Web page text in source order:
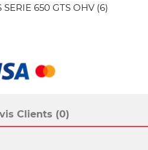
Clients (0)
SERIE 650 GTS OHV (6)